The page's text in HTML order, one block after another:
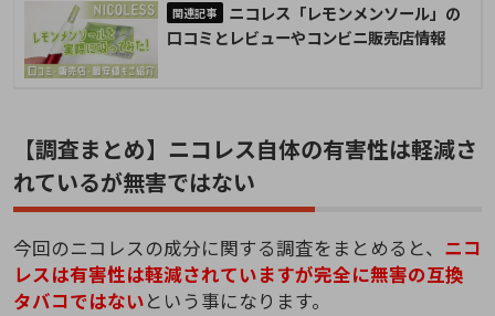
ニコレス「レモンメンソール」の
口コミとレビューやコンビニ販売店情報
【調査まとめ】ニコレス自体の有害性は軽減さ
れているが無害ではない
今回のニコレスの成分に関する調査をまとめると、 ニコ
レスは有害性は軽減されていますが完全に無害の互換
タバコではないという事になります。